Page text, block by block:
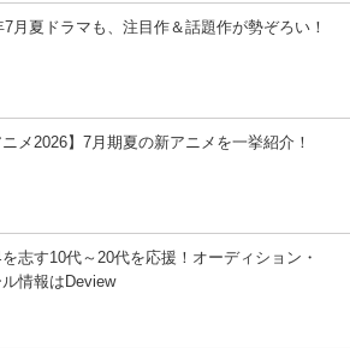
7月夏ドラマも、注目作＆話題作が勢ぞろい！
ニメ2026】7月期夏の新アニメを一挙紹介！
志す10代～20代を応援！オーディション・
情報はDeview